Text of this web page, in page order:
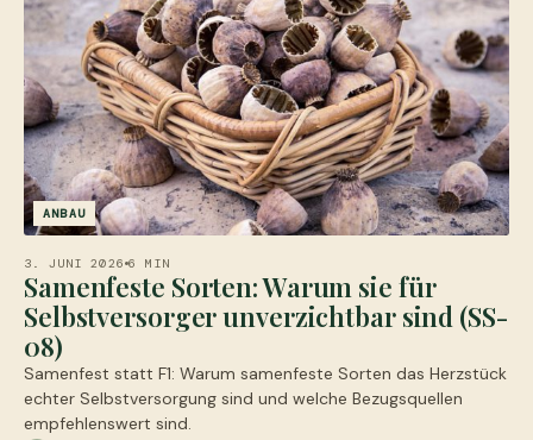
ANBAU
3. JUNI 2026 6 MIN
Samenfeste Sorten: Warum sie für
Selbstversorger unverzichtbar sind (SS-
08)
Samenfest statt F1: Warum samenfeste Sorten das Herzstück
echter Selbstversorgung sind und welche Bezugsquellen
empfehlenswert sind.